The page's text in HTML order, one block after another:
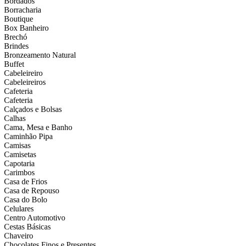
Borracharia
Boutique
Box Banheiro
Brechó
Brindes
Bronzeamento Natural
Buffet
Cabeleireiro
Cabeleireiros
Cafeteria
Cafeteria
Calçados e Bolsas
Calhas
Cama, Mesa e Banho
Caminhão Pipa
Camisas
Camisetas
Capotaria
Carimbos
Casa de Frios
Casa de Repouso
Casa do Bolo
Celulares
Centro Automotivo
Cestas Básicas
Chaveiro